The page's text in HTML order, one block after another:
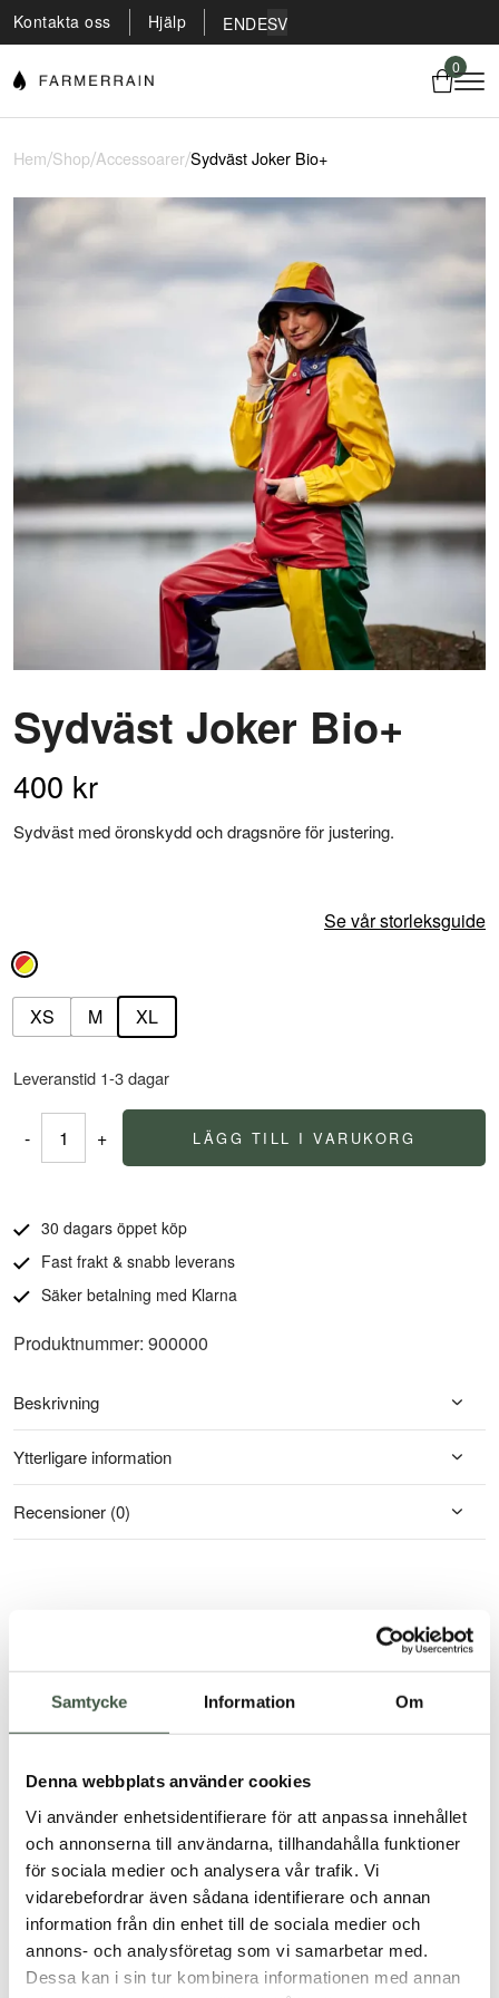
Samtycke Information Om
Denna webbplats använder cookies
Vi använder enhetsidentifierare för att anpassa innehållet
och annonserna till användarna, tillhandahålla funktioner
för sociala medier och analysera vår trafik. Vi
vidarebefordrar även sådana identifierare och annan
information från din enhet till de sociala medier och
annons- och analysföretag som vi samarbetar med.
Dessa kan i sin tur kombinera informationen med annan
Kontakta oss Hjälp ENDESV
0
Hem/Shop/Accessoarer/Sydväst Joker Bio+
Sydväst Joker Bio+
400 kr
Sydväst med öronskydd och dragsnöre för justering.
Se vår storleksguide
XS M XL
Leveranstid 1-3 dagar
-
Sydväst
mängd
+ LÄGG TILL I VARUKORG
30 dagars öppet köp
Fast frakt & snabb leverans
Säker betalning med Klarna
Produktnummer: 900000
Beskrivning
Ytterligare information
Recensioner (0)
Du kanske också gillar …
Joker Axelbyxa Bio+ Joker Hängselbyxa Bio+